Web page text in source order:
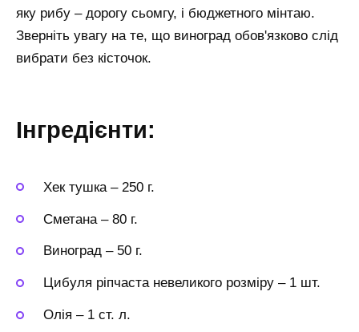
яку рибу – дорогу сьомгу, і бюджетного мінтаю.
Зверніть увагу на те, що виноград обов'язково слід
вибрати без кісточок.
Інгредієнти:
Хек тушка – 250 г.
Сметана – 80 г.
Виноград – 50 г.
Цибуля ріпчаста невеликого розміру – 1 шт.
Олія – 1 ст. л.